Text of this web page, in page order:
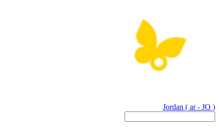
Jordan ( ar - JO )